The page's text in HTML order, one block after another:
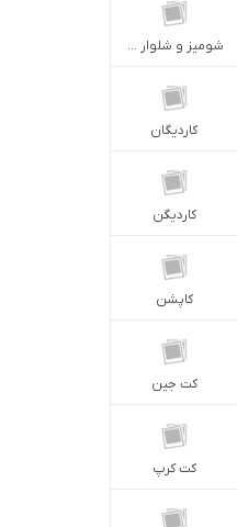
شوميز و شلوار سيلك
كارديگان
كارديگن
كاپشن
كت جين
كت كرپ